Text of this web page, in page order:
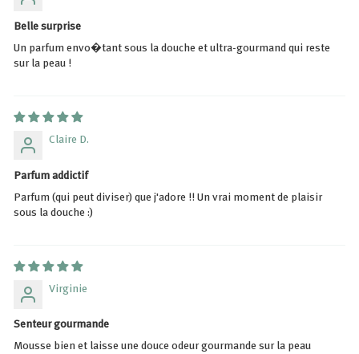
Belle surprise
Un parfum envo�tant sous la douche et ultra-gourmand qui reste
sur la peau !
Claire D.
Parfum addictif
Parfum (qui peut diviser) que j'adore !! Un vrai moment de plaisir
sous la douche :)
Virginie
Senteur gourmande
Mousse bien et laisse une douce odeur gourmande sur la peau